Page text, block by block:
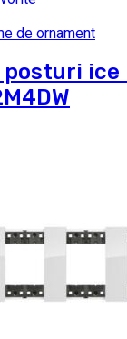
de ornament
posturi ice